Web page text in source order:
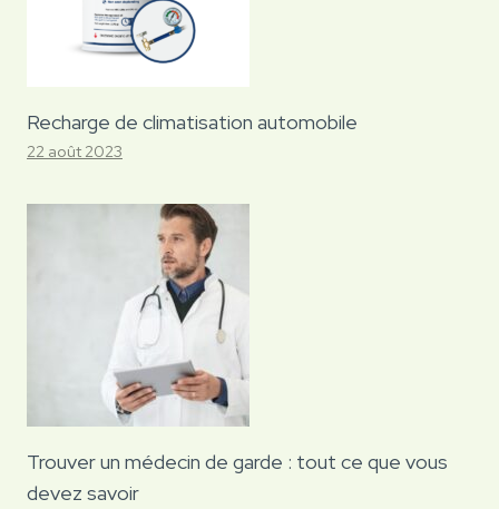
Recharge de climatisation automobile
22 août 2023
Trouver un médecin de garde : tout ce que vous
devez savoir